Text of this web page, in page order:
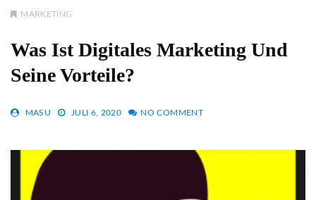
MARKETING
Was Ist Digitales Marketing Und
Seine Vorteile?
MASU JULI 6, 2020 NO COMMENT